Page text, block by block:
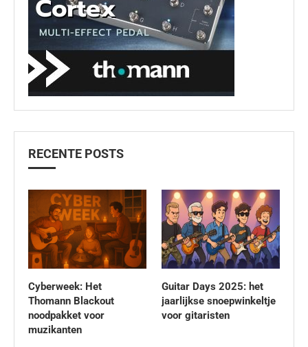
RECENTE POSTS
Cyberweek: Het
Thomann Blackout
noodpakket voor
muzikanten
Guitar Days 2025: het
jaarlijkse snoepwinkeltje
voor gitaristen